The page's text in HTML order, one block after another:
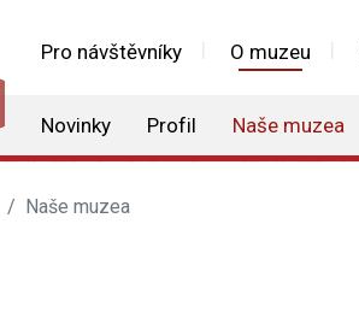
Pro návštěvníky O muzeu
Novinky Profil Naše muzea
Naše muzea